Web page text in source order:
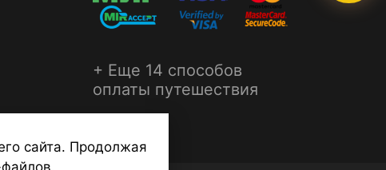
+ Еще 14 способов
оплаты путешествия
сайта. Продолжая